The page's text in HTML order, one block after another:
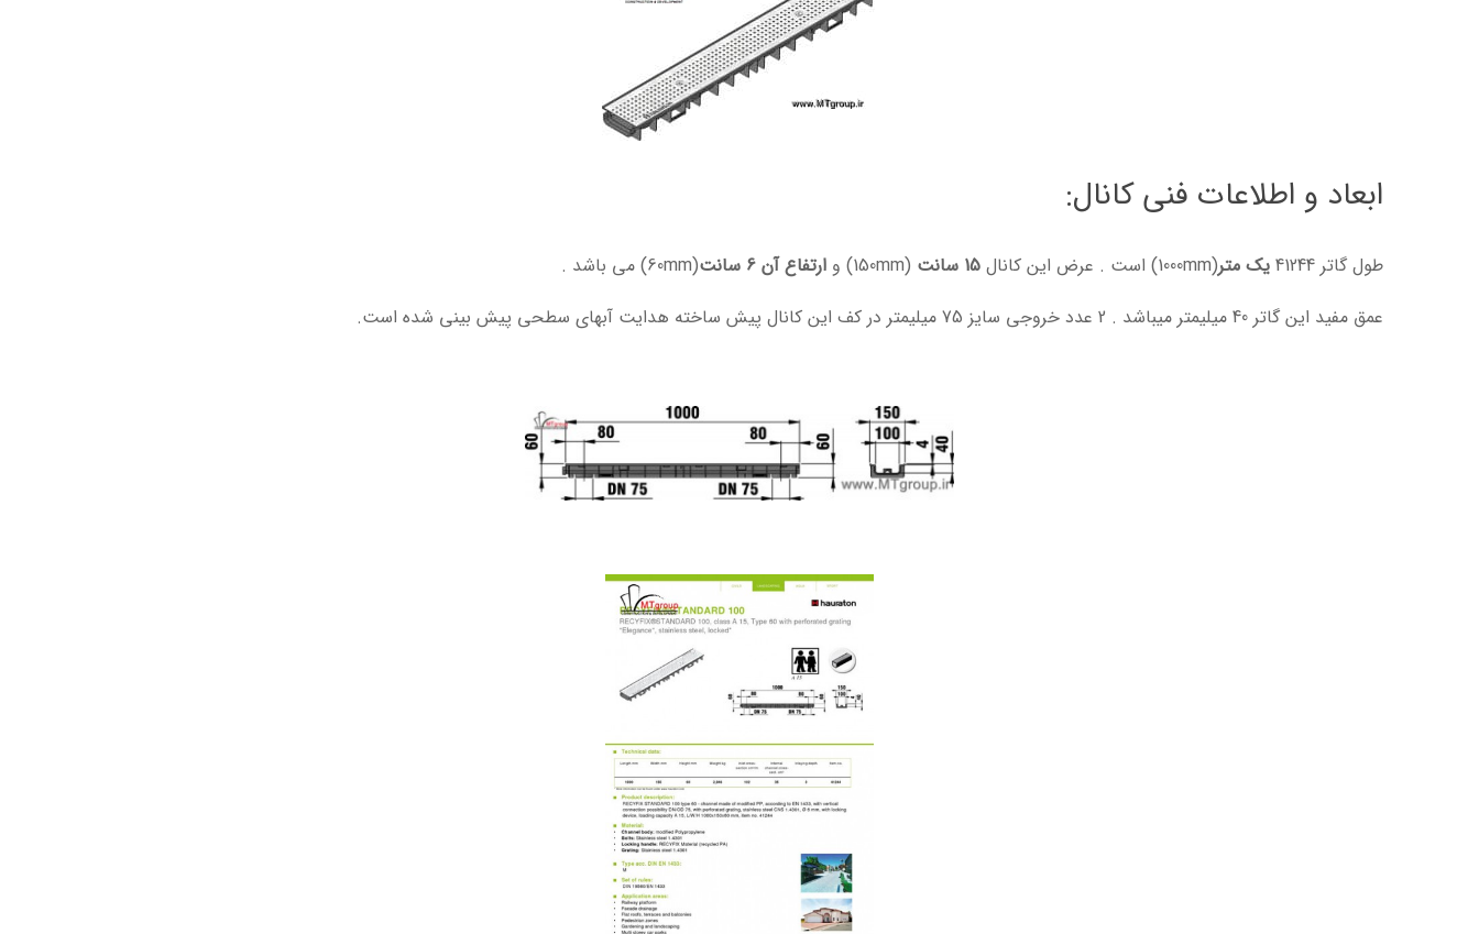
ابعاد و اطلاعات فنی کانال:
طول گاتر 41244 یک متر(1000mm) است . عرض این کانال 15 سانت (150mm) و ارتفاع آن 6 سانت
(60mm) می باشد .
عمق مفید این گاتر 40 میلیمتر میباشد . 2 عدد خروجی سایز 75 میلیمتر در کف این کانال پیش ساخته هدایت آبهای سطحی پیش بینی شده است.